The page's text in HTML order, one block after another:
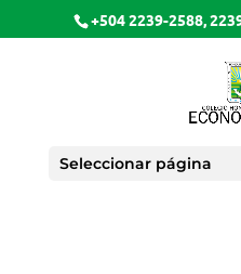
+504 2239-2588,
Seleccionar página